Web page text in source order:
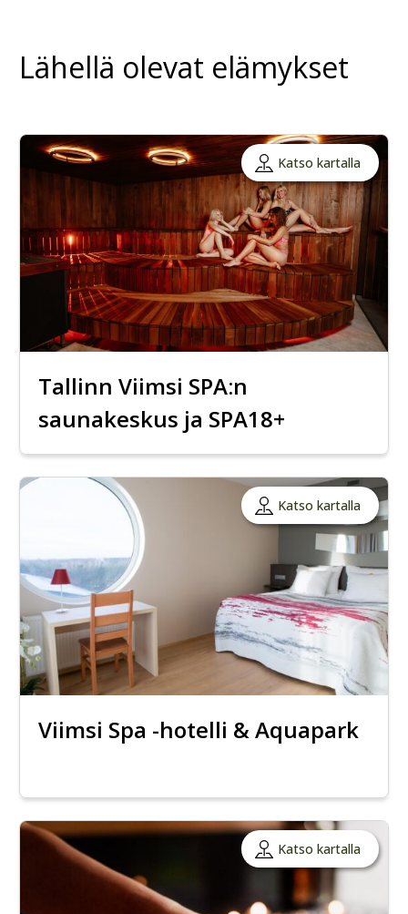
Lähellä olevat elämykset
Katso kartalla
Tallinn Viimsi SPA:n
saunakeskus ja SPA18+
Katso kartalla
Viimsi Spa -hotelli & Aquapark
Katso kartalla